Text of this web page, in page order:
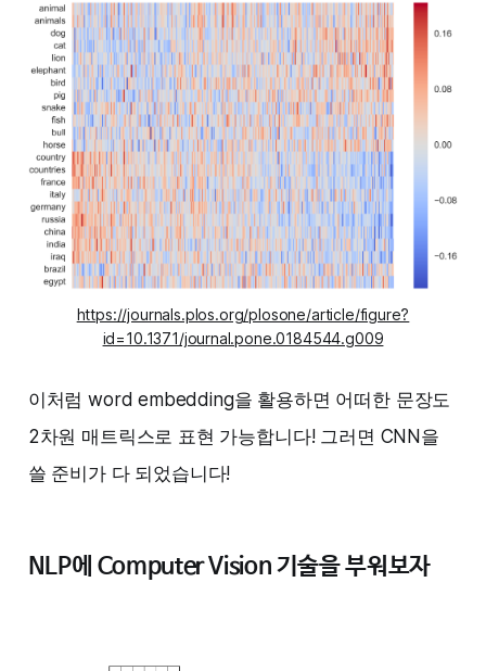
https://journals.plos.org/plosone/article/figure?
id=10.1371/journal.pone.0184544.g009
이처럼 word embedding을 활용하면 어떠한 문장도
2차원 매트릭스로 표현 가능합니다! 그러면 CNN을
쓸 준비가 다 되었습니다!
NLP에 Computer Vision 기술을 부워보자